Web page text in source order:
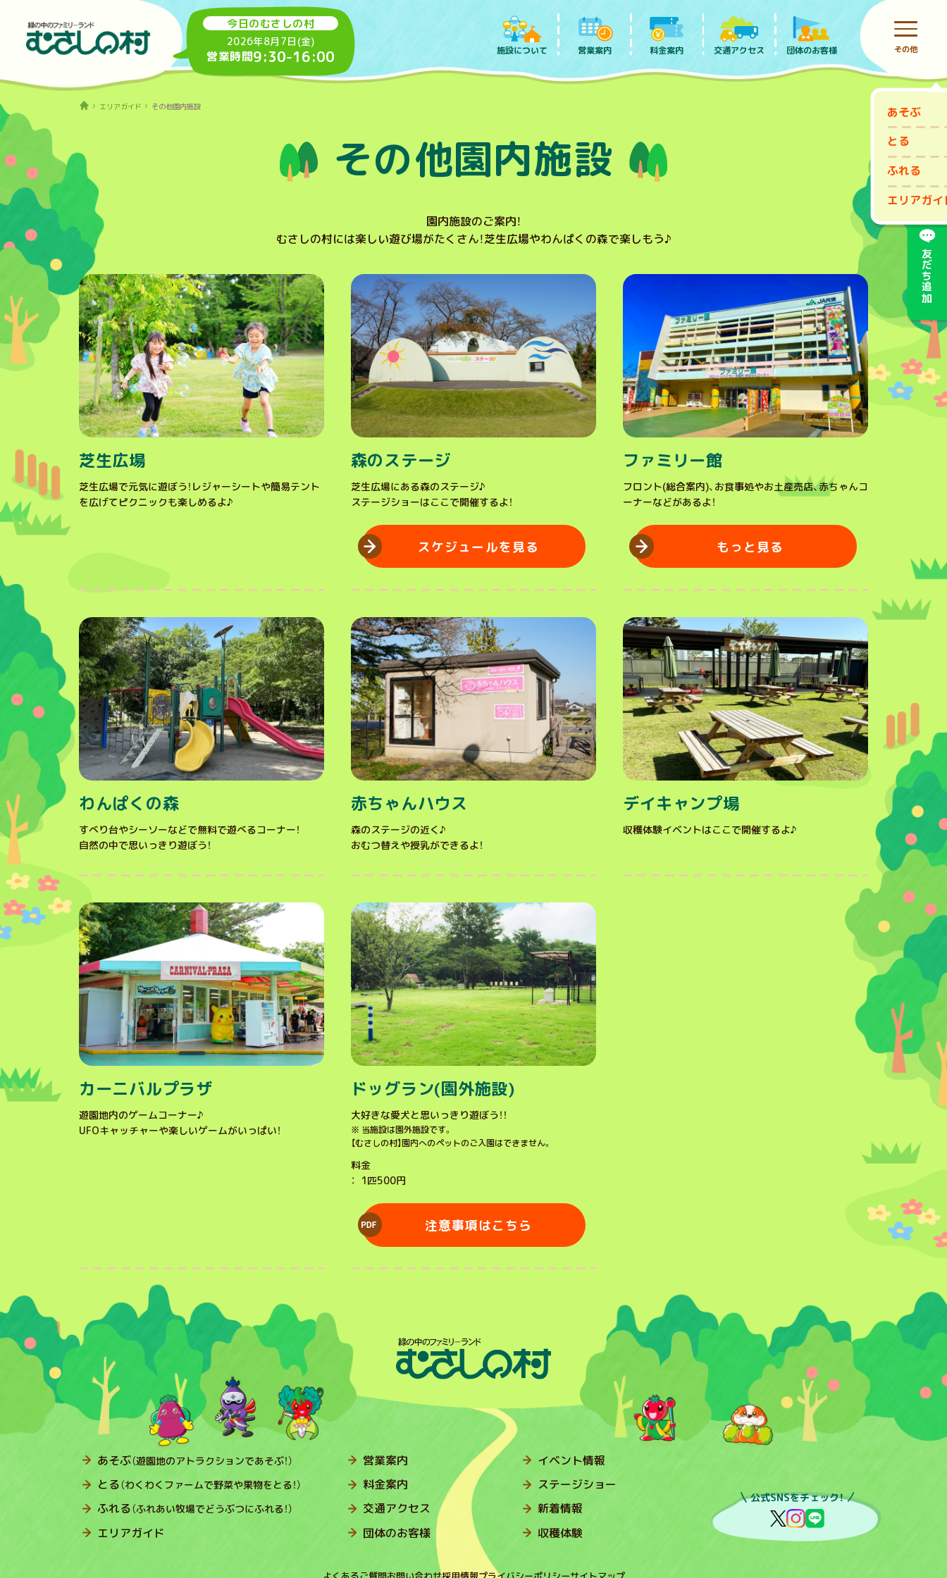
今日のむさしの村
2026年8月7日(金)
営業時間9:30-16:00 施設について
あそぶ
とる
ふれる
エリアガイ
営業案内 料金案内 交通アクセス 団体のお客様 その他
前売りチケット
友だち追加
エリアガイド その他園内施設
その他園内施設
園内施設のご案内！
むさしの村には楽しい遊び場がたくさん！芝生広場やわんぱくの森で楽しもう♪
芝生広場
芝生広場で元気に遊ぼう！レジャーシートや簡易テント
を広げてピクニックも楽しめるよ♪
森のステージ
芝生広場にある森のステージ♪
ステージショーはここで開催するよ！
スケジュールを見る
ファミリー館
フロント(総合案内)、お食事処やお土産売店、赤ちゃんコ
ーナーなどがあるよ！
もっと見る
わんぱくの森
すべり台やシーソーなどで無料で遊べるコーナー！
自然の中で思いっきり遊ぼう！
赤ちゃんハウス
森のステージの近く♪
おむつ替えや授乳ができるよ！
デイキャンプ場
収穫体験イベントはここで開催するよ♪
カーニバルプラザ
遊園地内のゲームコーナー♪
UFOキャッチャーや楽しいゲームがいっぱい！
ドッグラン(園外施設)
大好きな愛犬と思いっきり遊ぼう！！
※ 当施設は園外施設です。
【むさしの村】園内へのペットのご入園はできません。
料金
1匹500円
注意事項はこちら
あそぶ（遊園地のアトラクションであそぶ！）
とる（わくわくファームで野菜や果物をとる！）
ふれる（ふれあい牧場でどうぶつにふれる！）
エリアガイド
営業案内
料金案内
交通アクセス
団体のお客様
イベント情報
ステージショー
新着情報
収穫体験
公式SNSをチェック！